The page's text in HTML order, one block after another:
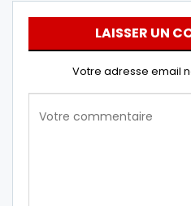
LAISSER UN
Votre adresse email